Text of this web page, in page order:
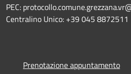
PEC:
Centralino Unico: +39 045 8872511
Prenotazione appuntamento